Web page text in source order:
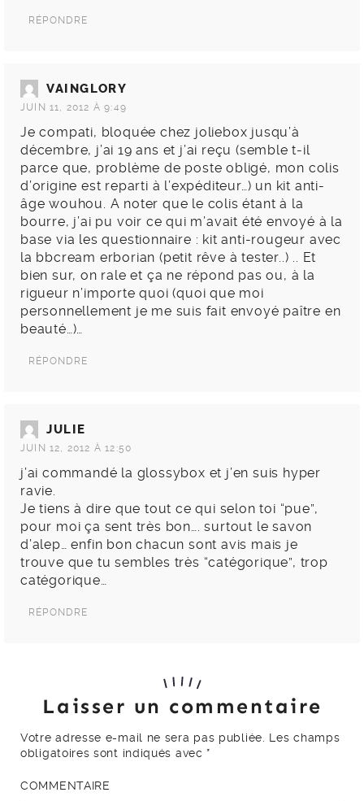
RÉPONDRE
VAINGLORY
JUIN 11, 2012 À 9:49
Je compati, bloquée chez joliebox jusqu’à
décembre, j’ai 19 ans et j’ai reçu (semble t-il
parce que, problème de poste obligé, mon colis
d’origine est reparti à l’expéditeur…) un kit anti-
âge wouhou. A noter que le colis étant à la
bourre, j’ai pu voir ce qui m’avait été envoyé à la
base via les questionnaire : kit anti-rougeur avec
la bbcream erborian (petit rêve à tester..) .. Et
bien sur, on rale et ça ne répond pas ou, à la
rigueur n’importe quoi (quoi que moi
personnellement je me suis fait envoyé paître en
beauté…)…
RÉPONDRE
JULIE
JUIN 12, 2012 À 12:50
j’ai commandé la glossybox et j’en suis hyper
ravie.
Je tiens à dire que tout ce qui selon toi “pue”,
pour moi ça sent très bon…. surtout le savon
d’alep… enfin bon chacun sont avis mais je
trouve que tu sembles très “catégorique”, trop
catégorique…
RÉPONDRE
Laisser un commentaire
Votre adresse e-mail ne sera pas publiée. Les champs
obligatoires sont indiqués avec *
COMMENTAIRE